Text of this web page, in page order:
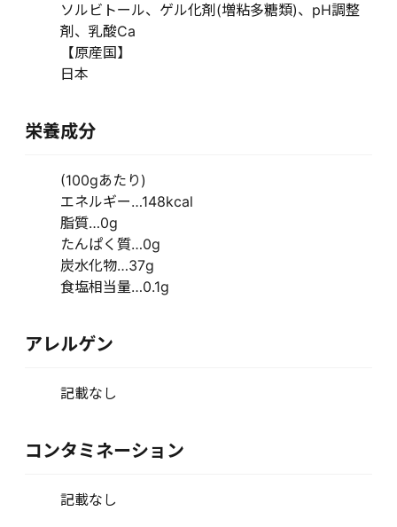
ソルビトール、ゲル化剤(増粘多糖類)、pH調整
剤、乳酸Ca
【原産国】
日本
栄養成分
(100gあたり)
エネルギー…148kcal
脂質…0g
たんぱく質…0g
炭水化物…37g
食塩相当量…0.1g
アレルゲン
記載なし
コンタミネーション
記載なし